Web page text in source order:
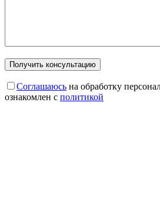
Соглашаюсь на обработку
ознакомлен с политикой